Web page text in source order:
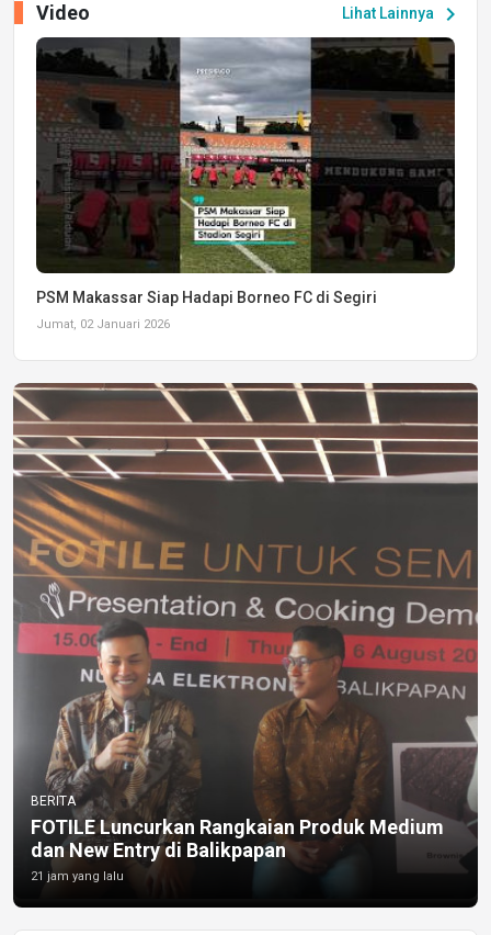
Lihat Lainnya chevron_right
Video
PSM Makassar Siap Hadapi Borneo FC di Segiri
Jumat, 02 Januari 2026
BERITA
FOTILE Luncurkan Rangkaian Produk Medium
dan New Entry di Balikpapan
21 jam yang lalu